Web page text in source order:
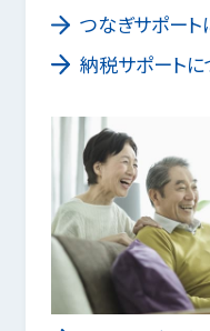
つなぎサポート
納税サポートに